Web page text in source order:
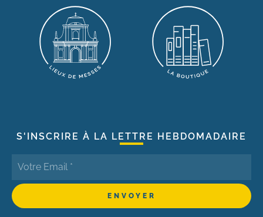
S'INSCRIRE À LA LETTRE HEBDOMADAIRE